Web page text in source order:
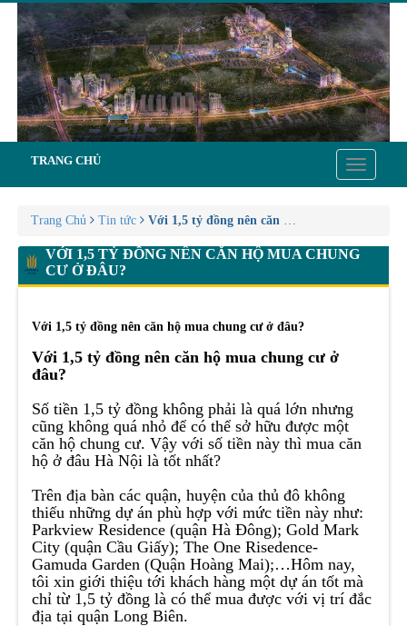
Toggle
TRANG CHỦ
Trang Chủ Tin tức Với 1,5 tỷ đồng nên căn hộ mua chung cư ở
VỚI 1,5 TỶ ĐỒNG NÊN CĂN HỘ MUA CHUNG
CƯ Ở ĐÂU?
Với 1,5 tỷ đồng nên căn hộ mua chung cư ở đâu?
Với 1,5 tỷ đồng nên căn hộ mua chung cư ở
đâu?
Số tiền 1,5 tỷ đồng không phải là quá lớn nhưng
cũng không quá nhỏ để có thể sở hữu được một
căn hộ chung cư. Vậy với số tiền này thì mua căn
hộ ở đâu Hà Nội là tốt nhất?
Trên địa bàn các quận, huyện của thủ đô không
thiếu những dự án phù hợp với mức tiền này như:
Parkview Residence (quận Hà Đông); Gold Mark
City (quận Cầu Giấy); The One Risedence-
Gamuda Garden (Quận Hoàng Mai);…Hôm nay,
tôi xin giới thiệu tới khách hàng một dự án tốt mà
chỉ từ 1,5 tỷ đồng là có thể mua được với vị trí đắc
địa tại quận Long Biên.